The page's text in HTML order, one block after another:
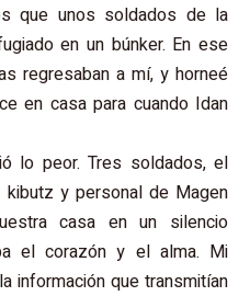
que unos soldados de la
en un búnker. En ese
regresaban a mí, y horneé
en casa para cuando Idan
lo peor. Tres soldados, el
y personal de Magen
casa en un silencio
el corazón y el alma. Mi
información que transmitían